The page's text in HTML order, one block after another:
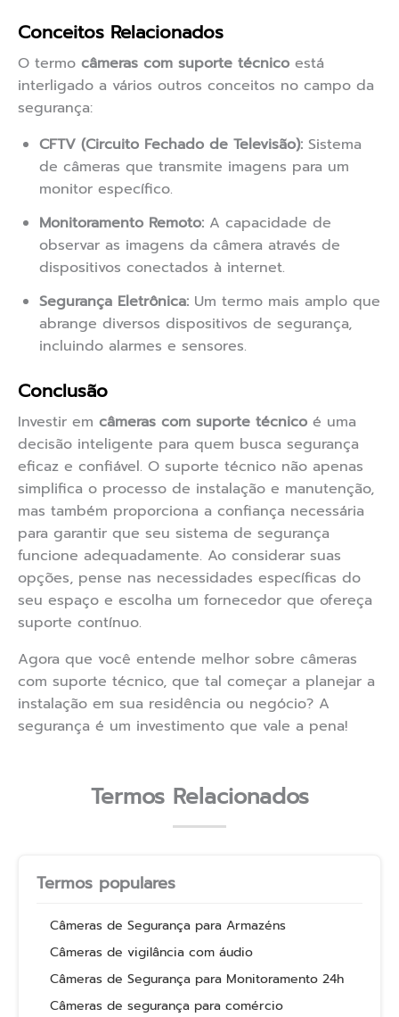
Conceitos Relacionados
O termo câmeras com suporte técnico está
interligado a vários outros conceitos no campo da
segurança:
CFTV (Circuito Fechado de Televisão): Sistema
de câmeras que transmite imagens para um
monitor específico.
Monitoramento Remoto: A capacidade de
observar as imagens da câmera através de
dispositivos conectados à internet.
Segurança Eletrônica: Um termo mais amplo que
abrange diversos dispositivos de segurança,
incluindo alarmes e sensores.
Conclusão
Investir em câmeras com suporte técnico é uma
decisão inteligente para quem busca segurança
eficaz e confiável. O suporte técnico não apenas
simplifica o processo de instalação e manutenção,
mas também proporciona a confiança necessária
para garantir que seu sistema de segurança
funcione adequadamente. Ao considerar suas
opções, pense nas necessidades específicas do
seu espaço e escolha um fornecedor que ofereça
suporte contínuo.
Agora que você entende melhor sobre câmeras
com suporte técnico, que tal começar a planejar a
instalação em sua residência ou negócio? A
segurança é um investimento que vale a pena!
Termos Relacionados
Termos populares
Câmeras de Segurança para Armazéns
Câmeras de vigilância com áudio
Câmeras de Segurança para Monitoramento 24h
Câmeras de segurança para comércio